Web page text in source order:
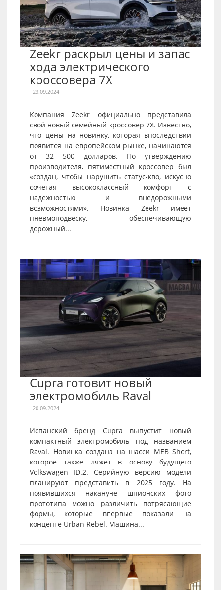
Zeekr раскрыл цены и запас
хода электрического
кроссовера 7X
23.09.2024
Компания Zeekr официально представила
свой новый семейный кроссовер 7X. Известно,
что цены на новинку, которая впоследствии
появится на европейском рынке, начинаются
от 32 500 долларов. По утверждению
производителя, пятиместный кроссовер был
«создан, чтобы нарушить статус-кво, искусно
сочетая высококлассный комфорт с
надежностью и внедорожными
возможностями». Новинка Zeekr имеет
пневмоподвеску, обеспечивающую
дорожный...
Cupra готовит новый
электромобиль Raval
20.09.2024
Испанский бренд Cupra выпустит новый
компактный электромобиль под названием
Raval. Новинка создана на шасси MEB Short,
которое также ляжет в основу будущего
Volkswagen ID.2. Серийную версию модели
планируют представить в 2025 году. На
появившихся накануне шпионских фото
прототипа можно различить потрясающие
формы, которые впервые показали на
концепте Urban Rebel. Машина...